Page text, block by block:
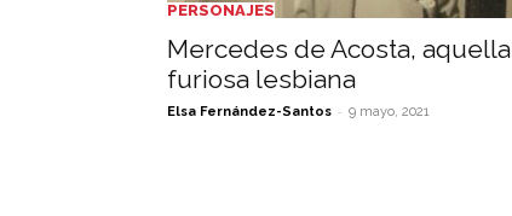
PERSONAJES
Mercedes de Acosta, aquella
furiosa lesbiana
Elsa Fernández-Santos - 9 mayo, 2021